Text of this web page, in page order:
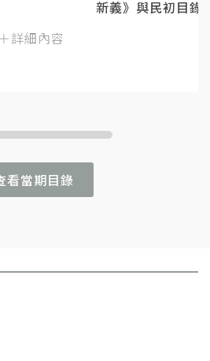
＋詳細內容
新義》與民初目錄
看當期目錄